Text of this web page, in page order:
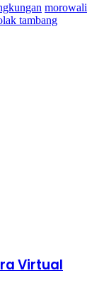
morowali
tambang
Virtual